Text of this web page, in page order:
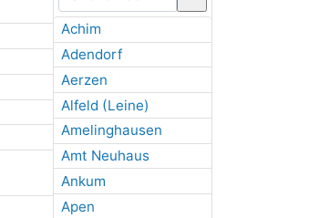
Achim
Adendorf
Aerzen
Alfeld (Leine)
Amelinghausen
Amt Neuhaus
Ankum
Apen